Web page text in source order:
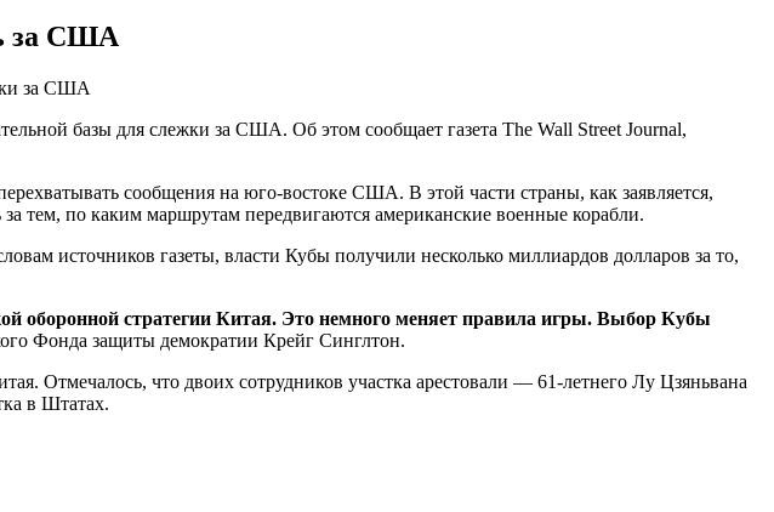
за США
за США
базы для слежки за США. Об этом сообщает газета The Wall Street Journal,
сообщения на юго-востоке США. В этой части страны, как заявляется,
тем, по каким маршрутам передвигаются американские военные корабли.
источников газеты, власти Кубы получили несколько миллиардов долларов за то,
оборонной стратегии Китая. Это немного меняет правила игры. Выбор Кубы
Фонда защиты демократии Крейг Синглтон.
Отмечалось, что двоих сотрудников участка арестовали — 61-летнего Лу Цзяньвана
в Штатах.